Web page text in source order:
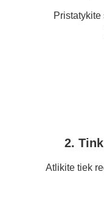
2.
Atlikite tiek